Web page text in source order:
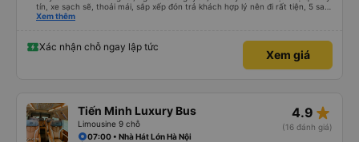
tín, xe sạch sẽ, thoải mái, sắp xếp đón trả khách hợp lý nên đi rất tiện, 5 sao
không cần suy nghĩ. Giá cả phù hợp, trải nghiệm rất tốt. Sẽ tiếp tục ủng hộ
Xem thêm
Xác nhận chỗ ngay lập tức
Xem giá
Tiến Minh Luxury Bus
Limousine 9 chỗ
4.9 star_rate
(16 đánh giá)
07:00 • Nhà Hát Lớn Hà Nội